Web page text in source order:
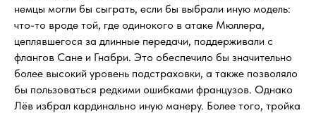
немцы могли бы сыграть, если бы выбрали иную модель:
что-то вроде той, где одинокого в атаке Мюллера,
цеплявшегося за длинные передачи, поддерживали с
флангов Сане и Гнабри. Это обеспечило бы значительно
более высокий уровень подстраховки, а также позволяло
бы пользоваться редкими ошибками французов. Однако
Лёв избрал кардинально иную манеру. Более того, тройка